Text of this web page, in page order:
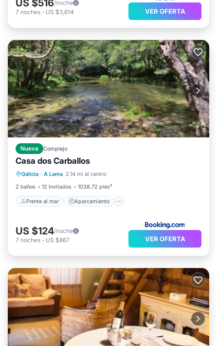
US $516/noche
7 noches - US $3,614 VER OFERTA
Nueva Complejo
Casa dos Carballos
Galicia · A Lama 2.14 mi al centro
2 baños
12 Invitados 1038.72 pies²
Frente al mar Aparcamiento
Frente al mar
Vista al mar
US $124/noche
7 noches - US $867 VER OFERTA